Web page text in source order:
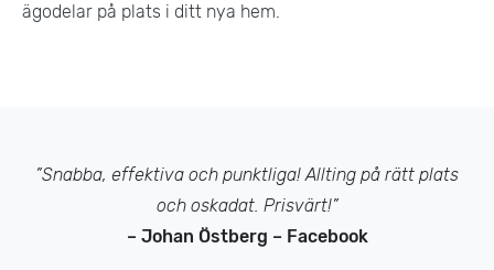
ägodelar på plats i ditt nya hem.
”Snabba, effektiva och punktliga! Allting på rätt plats
och oskadat. Prisvärt!”
– Johan Östberg – Facebook